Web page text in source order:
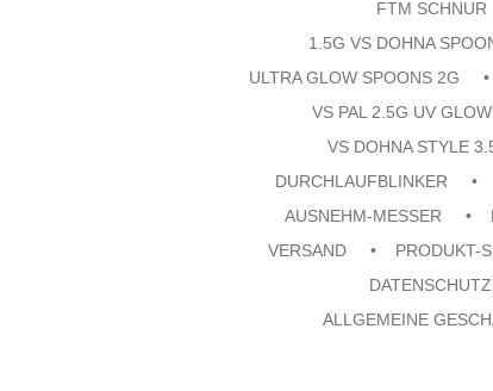
FTM SCHNUR
1.5G VS DOHNA
ULTRA GLOW SPOONS 2G
VS PAL 2.5G UV GLOW
VS DOHNA STYLE
DURCHLAUFBLINKER
AUSNEHM-MESSER
VERSAND
PRODUKT-
ALLGEMEINE